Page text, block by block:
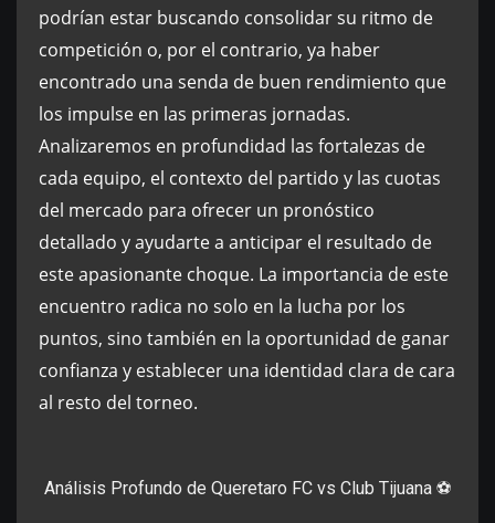
podrían estar buscando consolidar su ritmo de
competición o, por el contrario, ya haber
encontrado una senda de buen rendimiento que
los impulse en las primeras jornadas.
Analizaremos en profundidad las fortalezas de
cada equipo, el contexto del partido y las cuotas
del mercado para ofrecer un pronóstico
detallado y ayudarte a anticipar el resultado de
este apasionante choque. La importancia de este
encuentro radica no solo en la lucha por los
puntos, sino también en la oportunidad de ganar
confianza y establecer una identidad clara de cara
al resto del torneo.
Análisis Profundo de Queretaro FC vs Club Tijuana ⚽️